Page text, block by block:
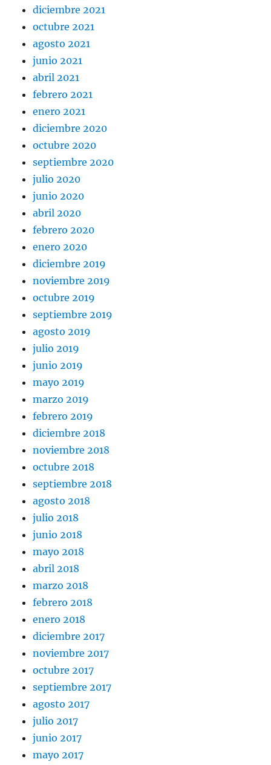
diciembre 2021
octubre 2021
agosto 2021
junio 2021
abril 2021
febrero 2021
enero 2021
diciembre 2020
octubre 2020
septiembre 2020
julio 2020
junio 2020
abril 2020
febrero 2020
enero 2020
diciembre 2019
noviembre 2019
octubre 2019
septiembre 2019
agosto 2019
julio 2019
junio 2019
mayo 2019
marzo 2019
febrero 2019
diciembre 2018
noviembre 2018
octubre 2018
septiembre 2018
agosto 2018
julio 2018
junio 2018
mayo 2018
abril 2018
marzo 2018
febrero 2018
enero 2018
diciembre 2017
noviembre 2017
octubre 2017
septiembre 2017
agosto 2017
julio 2017
junio 2017
mayo 2017